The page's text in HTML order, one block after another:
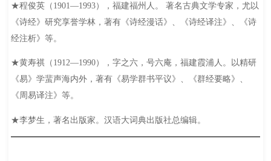
★程俊英（1901—1993），福建福州人。 著名古典文学专家，尤以
《诗经》研究享誉学林，著有《诗经漫话》、《诗经译注》、《诗
经注析》等。
★黄寿祺（1912—1990），字之六，号六庵，福建霞浦人。以精研
《易》学蜚声海内外，著有《易学群书平议》、《群经要略》、
《周易译注》等。
★李梦生，著名出版家。汉语大词典出版社总编辑。